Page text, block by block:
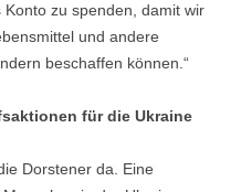
zu spenden, damit wir
und andere
beschaffen können.“
für die Ukraine
Dorstener da. Eine